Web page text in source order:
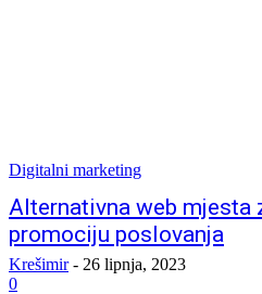
Digitalni marketing
Alternativna web mjesta
promociju poslovanja
Krešimir - 26 lipnja, 2023
0